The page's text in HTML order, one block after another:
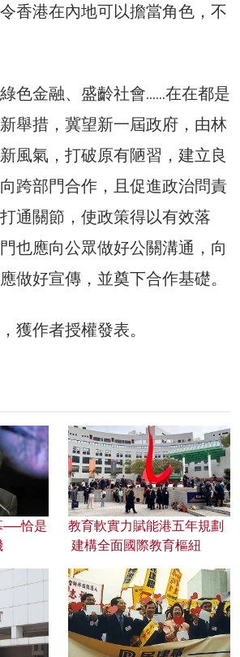
香港在內地可以擔當角色，不
色金融、盛齡社會……在在都是
舉措，冀望新一屆政府，由林
風氣，打破原有陋習，建立良
跨部門合作，且促進政治問責
通關節，使政策得以有效落
也應向公眾做好公關溝通，向
做好宣傳，並奠下合作基礎。
獲作者授權發表。
──恰是
教育軟實力賦能港五年規劃
建構全面國際教育樞紐